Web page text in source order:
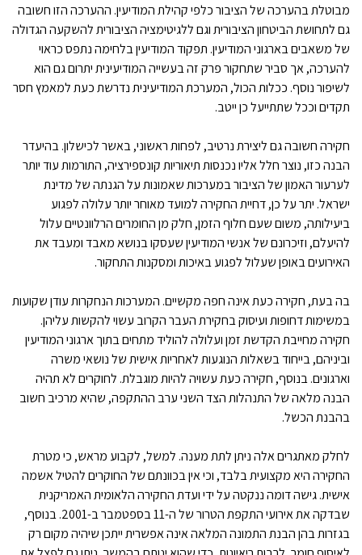
מבוטלת בהערכה של הציבור כלפי קהילת המודיעין. ההערכה הזו חשובה
גם לתחושת הביטחון הציבורית וגם ללגיטימציה הציבורית להשקעה הגדולה
של משאבים בארגוני המודיעין. תפקוד המודיעין בלחימה נתפס כראוי
להערכה, אך סביר שתחקור פרק זה בעשייה המודיעינית יתרום גם הוא
לשיפור נוסף. ככלות הכול, המערכת המודיעינית נדרשת כעת למאמץ חסר
תקדים וככל שתתייעל כן ייטב.
חקירה חשובה גם ליצירת נרטיב, לפחות ראשוני, באשר לכישלון. בהיעדר
הבנה כזו, נוצר חלל אליו נכנסות תיאוריות קונספירציה, התורמות עוד יותר
לערעור האמון של הציבור במערכות שאמונות על הגנתה של מדינת
ישראל. יתר על כן, דחיית החקירה למועד מאוחר יותר עלולה לפגוע
ביעילותה, משום שעם חלוף הזמן, חלק מן החומרים הרלוונטיים עלול
להיעלם, וזיכרונם של אנשי המודיעין שעסקו בנושא מאבד ומעבד את
האירועים באופן שעלול לפגוע באיכות ומסקנות התחקור.
בה בעת, חקירה כעת אינה חפה מקשיים. המערכות הנחקרות עודן שקועות
במשימות דחופות ועיסוק בחקירת העבר הקרוב עשוי להקשות עליהן.
חקירה מחייבת הקדשת זמן ועלולה להוליד מתחים בתוך ארגוני המודיעין
וביניהם, בייחוד בשאלות הנוגעות לאחריות אישית של נושאי משרה
וארגונים. בנוסף, חקירה כעת עשויה להיות מוגבלת. לחוקרים לא תהיה
הבנה מלאה של התנהלות הצד השני ערב ההתקפה, שהיא מרכיב חשוב
בהבנת הכשל.
לחלק מאתגרים אלה ניתן לתת מענה. למשל, לקבוע מראש, כי מטרת
החקירה היא מקצועית בלבד, וכי אין בכוונתם של החוקרים להטיל אשמה
אישית. גישה דומה ננקטה על ידי ועדת החקירה הלאומית האמריקנית
שבדקה את אירועי התקפת הטרור של ה-11 בספטמבר ב-2001. בנוסף,
בגזרות בהן הבנת התמונה המלאה אינה אפשרית ייתכן שיהיה מקום רק